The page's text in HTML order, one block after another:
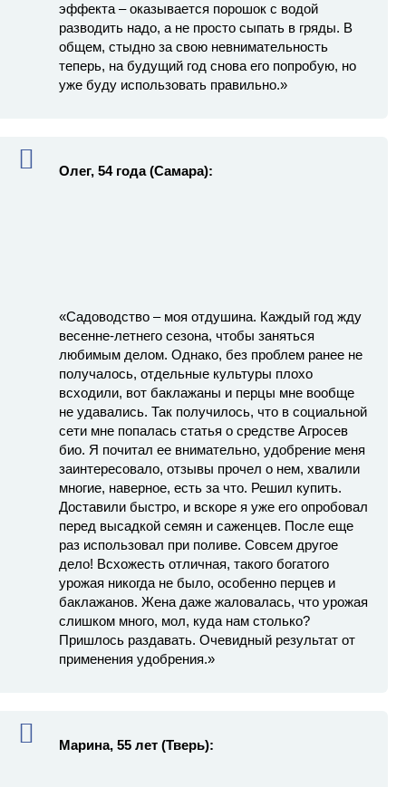
эффекта – оказывается порошок с водой
разводить надо, а не просто сыпать в гряды. В
общем, стыдно за свою невнимательность
теперь, на будущий год снова его попробую, но
уже буду использовать правильно.»
Олег, 54 года (Самара):
«Садоводство – моя отдушина. Каждый год жду
весенне-летнего сезона, чтобы заняться
любимым делом. Однако, без проблем ранее не
получалось, отдельные культуры плохо
всходили, вот баклажаны и перцы мне вообще
не удавались. Так получилось, что в социальной
сети мне попалась статья о средстве Агросев
био. Я почитал ее внимательно, удобрение меня
заинтересовало, отзывы прочел о нем, хвалили
многие, наверное, есть за что. Решил купить.
Доставили быстро, и вскоре я уже его опробовал
перед высадкой семян и саженцев. После еще
раз использовал при поливе. Совсем другое
дело! Всхожесть отличная, такого богатого
урожая никогда не было, особенно перцев и
баклажанов. Жена даже жаловалась, что урожая
слишком много, мол, куда нам столько?
Пришлось раздавать. Очевидный результат от
применения удобрения.»
Марина, 55 лет (Тверь):